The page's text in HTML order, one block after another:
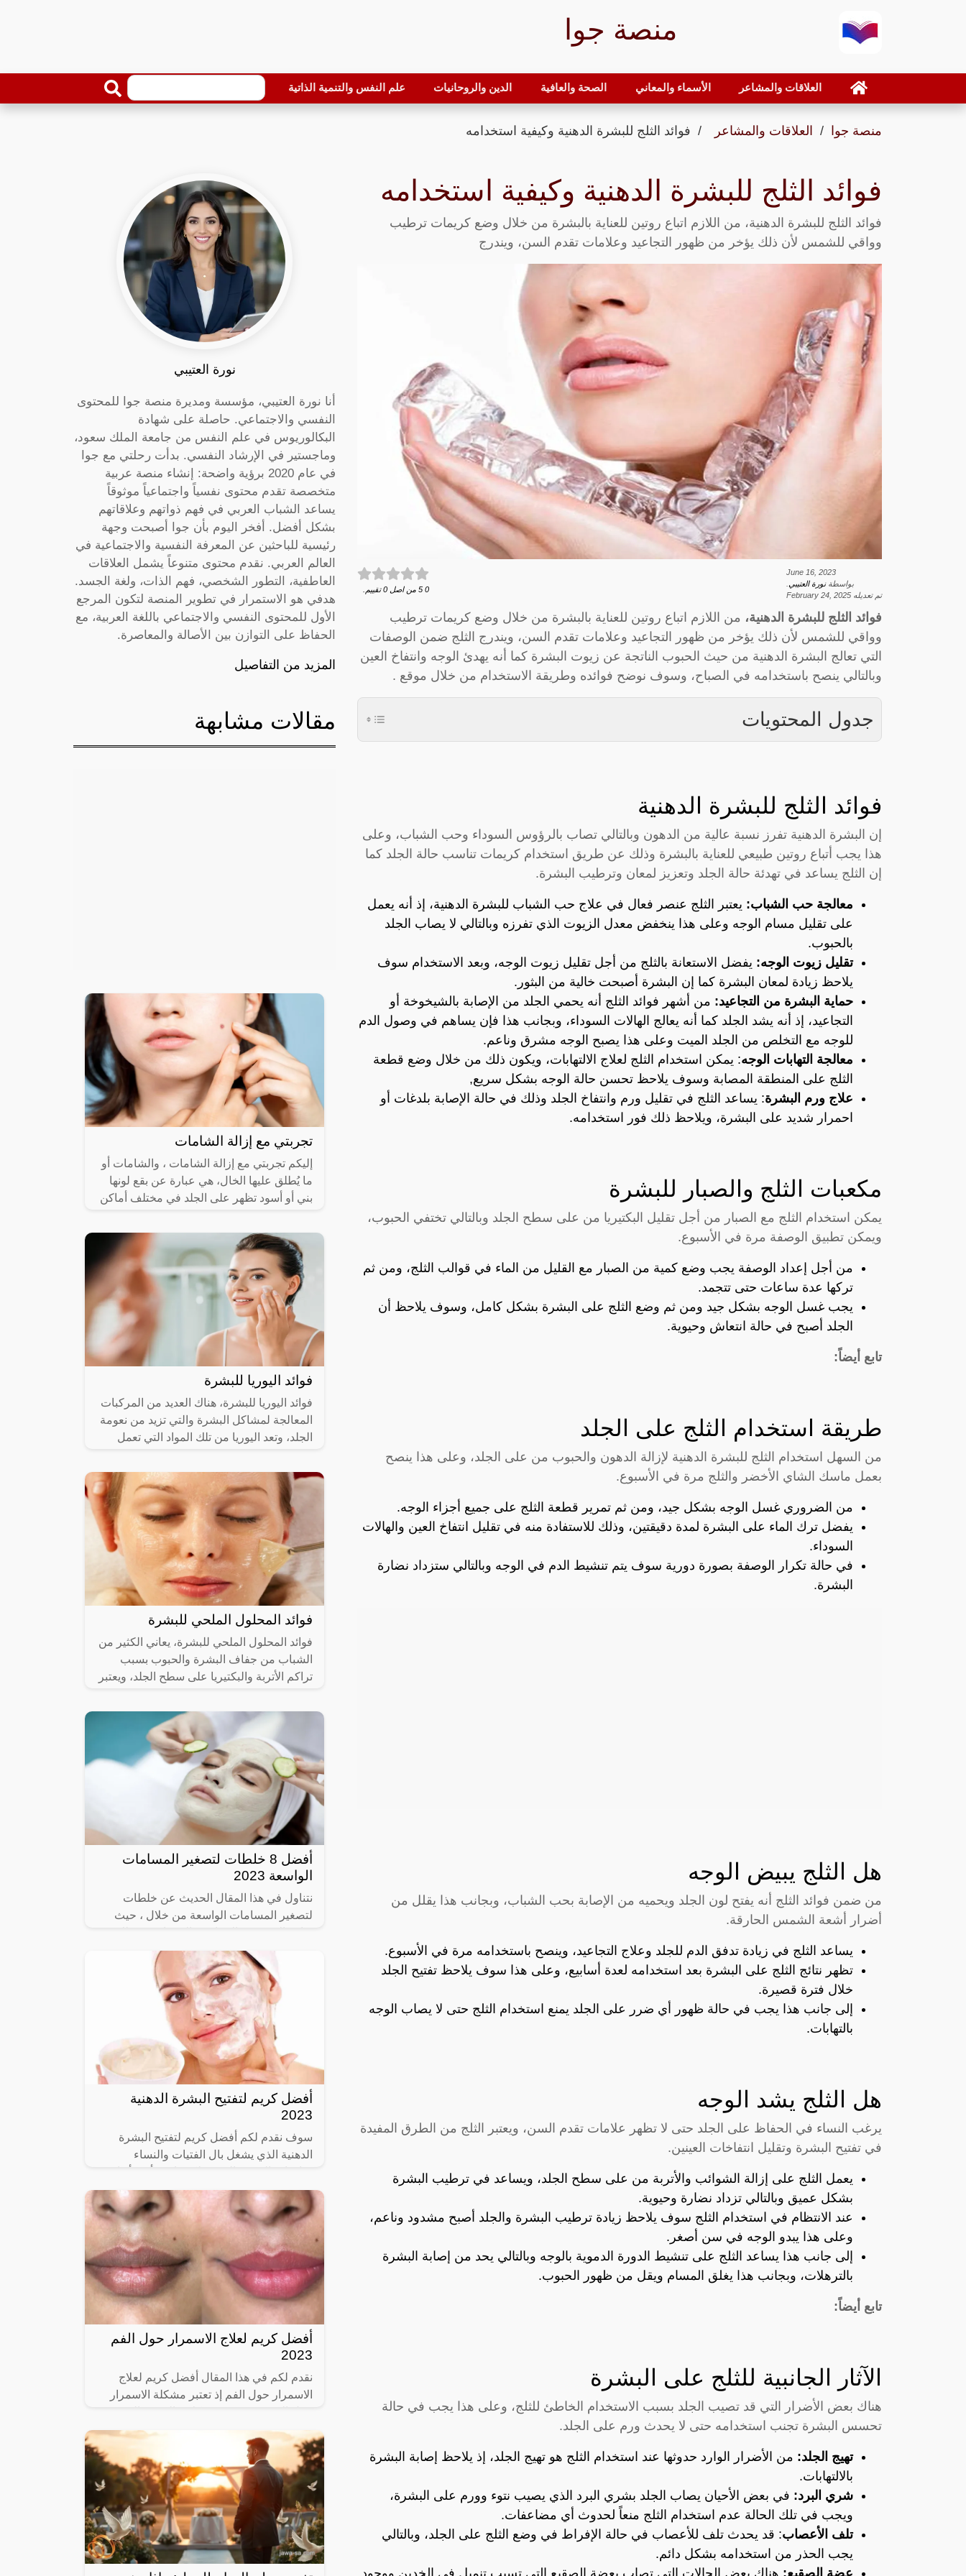
منصة جوا
العلاقات والمشاعر الأسماء والمعاني الصحة والعافية الدين والروحانيات علم النفس والتنمية الذاتية
منصة جوا العلاقات والمشاعر فوائد الثلج للبشرة الدهنية وكيفية استخدامه
فوائد الثلج للبشرة الدهنية وكيفية استخدامه
فوائد الثلج للبشرة الدهنية، من اللازم اتباع روتين للعناية بالبشرة من خلال وضع كريمات ترطيب
وواقي للشمس لأن ذلك يؤخر من ظهور التجاعيد وعلامات تقدم السن، ويندرج
June 16, 2023
بواسطةنورة العتيبي
تم تعديله February 24, 2025
0
5 من اصل 0 تقييم.
فوائد الثلج للبشرة الدهنية، من اللازم اتباع روتين للعناية بالبشرة من خلال وضع كريمات ترطيب
وواقي للشمس لأن ذلك يؤخر من ظهور التجاعيد وعلامات تقدم السن، ويندرج الثلج ضمن الوصفات
التي تعالج البشرة الدهنية من حيث الحبوب الناتجة عن زيوت البشرة كما أنه يهدئ الوجه وانتفاخ العين
وبالتالي ينصح باستخدامه في الصباح، وسوف نوضح فوائده وطريقة الاستخدام من خلال موقع .
جدول المحتويات
فوائد الثلج للبشرة الدهنية
إن البشرة الدهنية تفرز نسبة عالية من الدهون وبالتالي تصاب بالرؤوس السوداء وحب الشباب، وعلى
هذا يجب أتباع روتين طبيعي للعناية بالبشرة وذلك عن طريق استخدام كريمات تناسب حالة الجلد كما
إن الثلج يساعد في تهدئة حالة الجلد وتعزيز لمعان وترطيب البشرة.
معالجة حب الشباب: يعتبر الثلج عنصر فعال في علاج حب الشباب للبشرة الدهنية، إذ أنه يعمل
على تقليل مسام الوجه وعلى هذا ينخفض معدل الزيوت الذي تفرزه وبالتالي لا يصاب الجلد
بالحبوب.
تقليل زيوت الوجه: يفضل الاستعانة بالثلج من أجل تقليل زيوت الوجه، وبعد الاستخدام سوف
يلاحظ زيادة لمعان البشرة كما إن البشرة أصبحت خالية من البثور.
حماية البشرة من التجاعيد: من أشهر فوائد الثلج أنه يحمي الجلد من الإصابة بالشيخوخة أو
التجاعيد، إذ أنه يشد الجلد كما أنه يعالج الهالات السوداء، وبجانب هذا فإن يساهم في وصول الدم
للوجه مع التخلص من الجلد الميت وعلى هذا يصبح الوجه مشرق وناعم.
معالجة التهابات الوجه: يمكن استخدام الثلج لعلاج الالتهابات، ويكون ذلك من خلال وضع قطعة
الثلج على المنطقة المصابة وسوف يلاحظ تحسن حالة الوجه بشكل سريع,
علاج ورم البشرة: يساعد الثلج في تقليل ورم وانتفاخ الجلد وذلك في حالة الإصابة بلدغات أو
احمرار شديد على البشرة، ويلاحظ ذلك فور استخدامه.
مكعبات الثلج والصبار للبشرة
يمكن استخدام الثلج مع الصبار من أجل تقليل البكتيريا من على سطح الجلد وبالتالي تختفي الحبوب،
ويمكن تطبيق الوصفة مرة في الأسبوع.
من أجل إعداد الوصفة يجب وضع كمية من الصبار مع القليل من الماء في قوالب الثلج، ومن ثم
تركها عدة ساعات حتى تتجمد.
يجب غسل الوجه بشكل جيد ومن ثم وضع الثلج على البشرة بشكل كامل، وسوف يلاحظ أن
الجلد أصبح في حالة انتعاش وحيوية.
تابع أيضاً:
طريقة استخدام الثلج على الجلد
من السهل استخدام الثلج للبشرة الدهنية لإزالة الدهون والحبوب من على الجلد، وعلى هذا ينصح
بعمل ماسك الشاي الأخضر والثلج مرة في الأسبوع.
من الضروري غسل الوجه بشكل جيد، ومن ثم تمرير قطعة الثلج على جميع أجزاء الوجه.
يفضل ترك الماء على البشرة لمدة دقيقتين، وذلك للاستفادة منه في تقليل انتفاخ العين والهالات
السوداء.
في حالة تكرار الوصفة بصورة دورية سوف يتم تنشيط الدم في الوجه وبالتالي ستزداد نضارة
البشرة.
هل الثلج يبيض الوجه
من ضمن فوائد الثلج أنه يفتح لون الجلد ويحميه من الإصابة بحب الشباب، وبجانب هذا يقلل من
أضرار أشعة الشمس الحارقة.
يساعد الثلج في زيادة تدفق الدم للجلد وعلاج التجاعيد، وينصح باستخدامه مرة في الأسبوع.
تظهر نتائج الثلج على البشرة بعد استخدامه لعدة أسابيع، وعلى هذا سوف يلاحظ تفتيح الجلد
خلال فترة قصيرة.
إلى جانب هذا يجب في حالة ظهور أي ضرر على الجلد يمنع استخدام الثلج حتى لا يصاب الوجه
بالتهابات.
هل الثلج يشد الوجه
يرغب النساء في الحفاظ على الجلد حتى لا تظهر علامات تقدم السن، ويعتبر الثلج من الطرق المفيدة
في تفتيح البشرة وتقليل انتفاخات العينين.
يعمل الثلج على إزالة الشوائب والأتربة من على سطح الجلد، ويساعد في ترطيب البشرة
بشكل عميق وبالتالي تزداد نضارة وحيوية.
عند الانتظام في استخدام الثلج سوف يلاحظ زيادة ترطيب البشرة والجلد أصبح مشدود وناعم،
وعلى هذا يبدو الوجه في سن أصغر.
إلى جانب هذا يساعد الثلج على تنشيط الدورة الدموية بالوجه وبالتالي يحد من إصابة البشرة
بالترهلات، وبجانب هذا يغلق المسام ويقل من ظهور الحبوب.
تابع أيضاً:
الآثار الجانبية للثلج على البشرة
هناك بعض الأضرار التي قد تصيب الجلد بسبب الاستخدام الخاطئ للثلج، وعلى هذا يجب في حالة
تحسس البشرة تجنب استخدامه حتى لا يحدث ورم على الجلد.
تهيج الجلد: من الأضرار الوارد حدوثها عند استخدام الثلج هو تهيج الجلد، إذ يلاحظ إصابة البشرة
بالالتهابات.
شري البرد: في بعض الأحيان يصاب الجلد بشري البرد الذي يصيب نتوء وورم على البشرة،
ويجب في تلك الحالة عدم استخدام الثلج منعاً لحدوث أي مضاعفات.
تلف الأعصاب: قد يحدث تلف للأعصاب في حالة الإفراط في وضع الثلج على الجلد، وبالتالي
يجب الحذر من استخدامه بشكل دائم.
عضة الصقيع: هناك بعض الحالات التي تصاب بعضة الصقيع التي تسبب تنميل في الخدين ووجود
نورة العتيبي
أنا نورة العتيبي، مؤسسة ومديرة منصة جوا للمحتوى
النفسي والاجتماعي. حاصلة على شهادة
البكالوريوس في علم النفس من جامعة الملك سعود،
وماجستير في الإرشاد النفسي. بدأت رحلتي مع جوا
في عام 2020 برؤية واضحة: إنشاء منصة عربية
متخصصة تقدم محتوى نفسياً واجتماعياً موثوقاً
يساعد الشباب العربي في فهم ذواتهم وعلاقاتهم
بشكل أفضل. أفخر اليوم بأن جوا أصبحت وجهة
رئيسية للباحثين عن المعرفة النفسية والاجتماعية في
العالم العربي. نقدم محتوى متنوعاً يشمل العلاقات
العاطفية، التطور الشخصي، فهم الذات، ولغة الجسد.
هدفي هو الاستمرار في تطوير المنصة لتكون المرجع
الأول للمحتوى النفسي والاجتماعي باللغة العربية، مع
الحفاظ على التوازن بين الأصالة والمعاصرة.
المزيد من التفاصيل
مقالات مشابهة
تجربتي مع إزالة الشامات
إليكم تجربتي مع إزالة الشامات ، والشامات أو
ما يُطلق عليها الخال، هي عبارة عن بقع لونها
بني أو أسود تظهر على الجلد في مختلف أماكن
فوائد اليوريا للبشرة
فوائد اليوريا للبشرة، هناك العديد من المركبات
المعالجة لمشاكل البشرة والتي تزيد من نعومة
الجلد، وتعد اليوريا من تلك المواد التي تعمل
فوائد المحلول الملحي للبشرة
فوائد المحلول الملحي للبشرة، يعاني الكثير من
الشباب من جفاف البشرة والحبوب بسبب
تراكم الأتربة والبكتيريا على سطح الجلد، ويعتبر
أفضل 8 خلطات لتصغير المسامات
الواسعة 2023
نتناول في هذا المقال الحديث عن خلطات
لتصغير المسامات الواسعة من خلال ، حيث
المشكلة المزعجة التي تؤثر على المظهر العام
أفضل كريم لتفتيح البشرة الدهنية
2023
سوف نقدم لكم أفضل كريم لتفتيح البشرة
الدهنية الذي يشغل بال الفتيات والنساء
البشرة التي تحتاج إلى اهتمام بالغ بسبب
أفضل كريم لعلاج الاسمرار حول الفم
2023
نقدم لكم في هذا المقال أفضل كريم لعلاج
الاسمرار حول الفم إذ تعتبر مشكلة الاسمرار
بالنسبة لكثير من النساء بسبب إعطاء مظهرا